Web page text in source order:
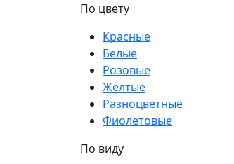
По цвету
Красные
Белые
Розовые
Желтые
Разноцветные
Фиолетовые
По виду